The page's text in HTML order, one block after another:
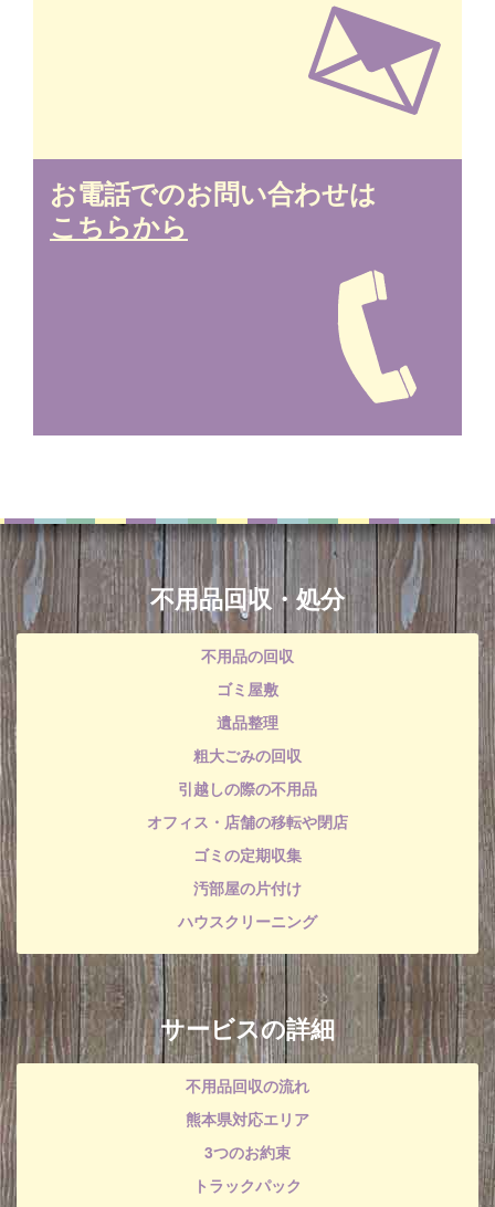
お電話でのお問い合わせは
こちらから
不用品回収・処分
不用品の回収
ゴミ屋敷
遺品整理
粗大ごみの回収
引越しの際の不用品
オフィス・店舗の移転や閉店
ゴミの定期収集
汚部屋の片付け
ハウスクリーニング
サービスの詳細
不用品回収の流れ
熊本県対応エリア
3つのお約束
トラックパック